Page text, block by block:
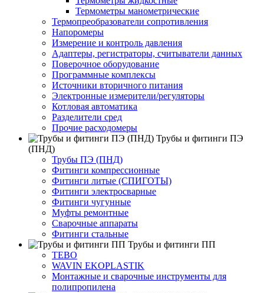
Термометры манометрические
Термопреобразователи сопротивления
Напоромеры
Измерение и контроль давления
Адаптеры, регистраторы, считыватели данных
Поверочное оборудование
Программные комплексы
Источники вторичного питания
Электронные измерители/регуляторы
Котловая автоматика
Разделители сред
Прочие расходомеры
Трубы и фитинги ПЭ
(ПНД)
Трубы ПЭ (ПНД)
Фитинги компрессионные
Фитинги литые (СПИГОТЫ)
Фитинги электросварные
Фитинги чугунные
Муфты ремонтные
Сварочные аппараты
Фитинги стальные
Трубы и фитинги ПП
TEBO
WAVIN EKOPLASTIK
Монтажные и сварочные инструменты для
полипропилена